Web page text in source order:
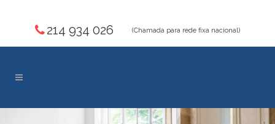
214 934 026 (Chamada para rede fixa nacional)